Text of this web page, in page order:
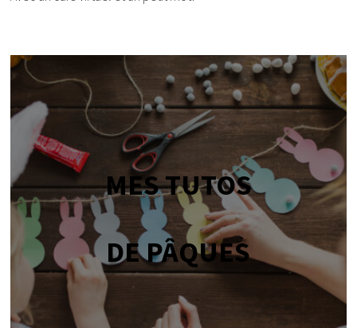
MES TUTOS
DE PÂQUES